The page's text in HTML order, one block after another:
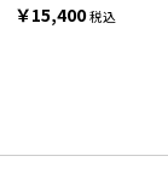
￥15,400税込